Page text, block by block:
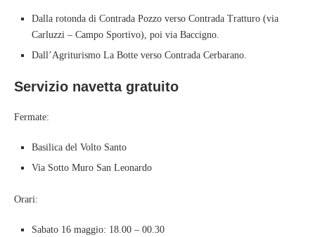
Dalla rotonda di Contrada Pozzo verso Contrada Tratturo (via
Carluzzi – Campo Sportivo), poi via Baccigno.
Dall’Agriturismo La Botte verso Contrada Cerbarano.
Servizio navetta gratuito
Fermate:
Basilica del Volto Santo
Via Sotto Muro San Leonardo
Orari:
Sabato 16 maggio: 18.00 – 00.30